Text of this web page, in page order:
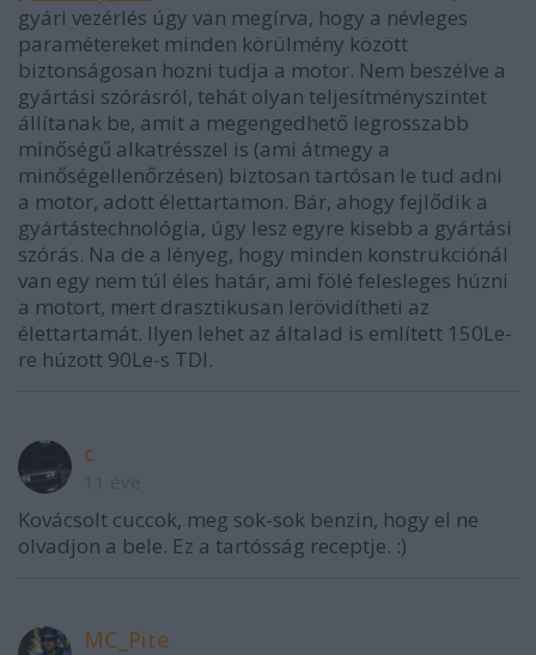
gyári vezérlés úgy van megírva, hogy a névleges
paramétereket minden körülmény között
biztonságosan hozni tudja a motor. Nem beszélve a
gyártási szórásról, tehát olyan teljesítményszintet
állítanak be, amit a megengedhető legrosszabb
minőségű alkatrésszel is (ami átmegy a
minőségellenőrzésen) biztosan tartósan le tud adni
a motor, adott élettartamon. Bár, ahogy fejlődik a
gyártástechnológia, úgy lesz egyre kisebb a gyártási
szórás. Na de a lényeg, hogy minden konstrukciónál
van egy nem túl éles határ, ami fölé felesleges húzni
a motort, mert drasztikusan lerövidítheti az
élettartamát. Ilyen lehet az általad is említett 150Le-
re húzott 90Le-s TDI.
c
Kovácsolt cuccok, meg sok-sok benzin, hogy el ne
olvadjon a bele. Ez a tartósság receptje. :)
MC_Pite